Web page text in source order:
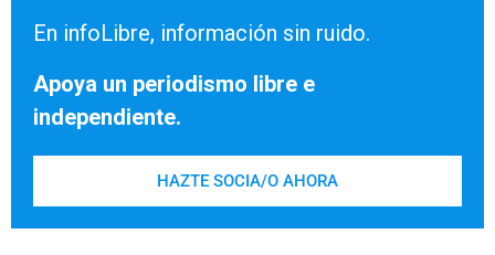
En infoLibre, información sin ruido.
Apoya un periodismo libre e
independiente.
HAZTE SOCIA/O AHORA